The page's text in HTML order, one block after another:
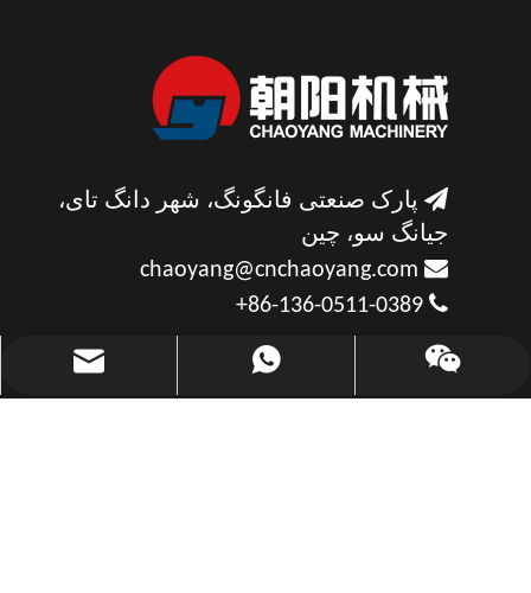
 پارک صنعتی فانگونگ، شهر دانگ تای،
جیانگ سو، چین

chaoyang@cnchaoyang.com

+86-136-0511-0389
chaoyang@cnchaoyang.com